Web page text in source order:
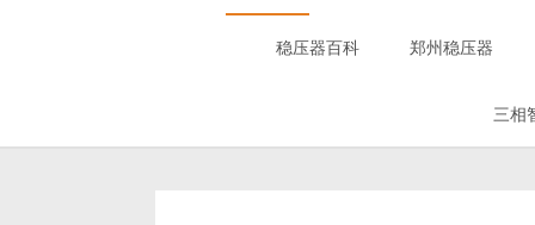
稳压器百科 郑州稳压器
三相